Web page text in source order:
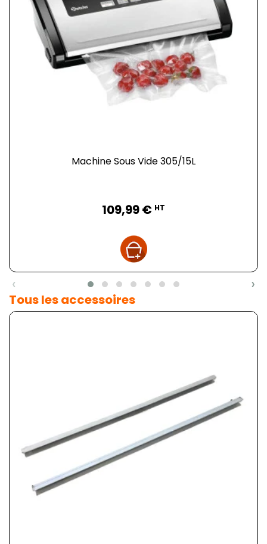
Machine Sous Vide 305/15L
109,99 € HT
‹ ›
Tous les accessoires